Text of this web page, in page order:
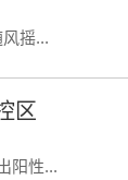
摇...
区
阳性...